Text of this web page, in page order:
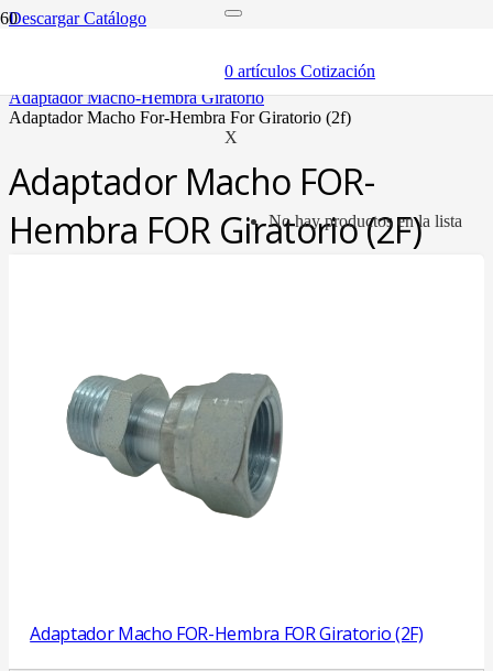
0 artículos Cotización
X
No hay productos en la lista
Descargar Catálogo
adaptador macho-hembra giratorio
adaptador macho for-hembra for giratorio (2f)
Adaptador Macho FOR-
Hembra FOR Giratorio (2F)
Adaptador Macho FOR-Hembra FOR Giratorio (2F)